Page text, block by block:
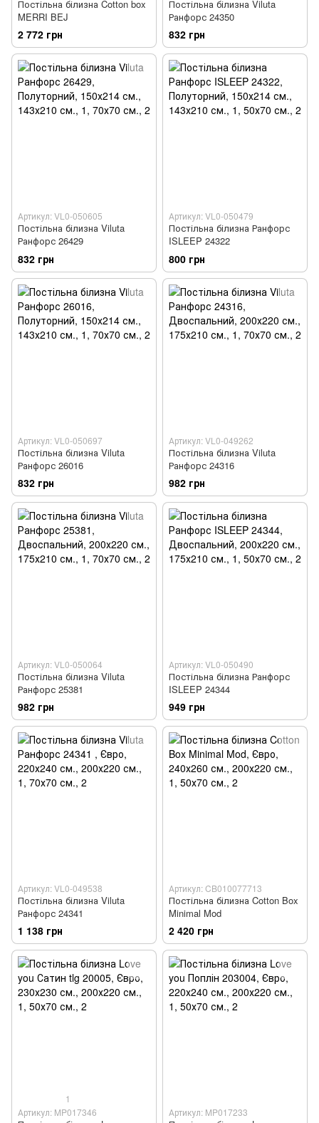
Постільна білизна Cotton box
MERRI BEJ
2 772 грн
Постільна білизна Viluta
Ранфорс 24350
832 грн
Артикул: VL0-050605
Постільна білизна Viluta
Ранфорс 26429
832 грн
Артикул: VL0-050479
Постільна білизна Ранфорс
ISLEEP 24322
800 грн
Артикул: VL0-050697
Постільна білизна Viluta
Ранфорс 26016
832 грн
Артикул: VL0-049262
Постільна білизна Viluta
Ранфорс 24316
982 грн
Артикул: VL0-050064
Постільна білизна Viluta
Ранфорс 25381
982 грн
Артикул: VL0-050490
Постільна білизна Ранфорс
ISLEEP 24344
949 грн
Артикул: VL0-049538
Постільна білизна Viluta
Ранфорс 24341
1 138 грн
Артикул: CB010077713
Постільна білизна Cotton Box
Minimal Mod
2 420 грн
1
Артикул: MP017346
Артикул: MP017233